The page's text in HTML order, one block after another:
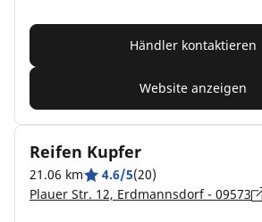
Händler kontaktieren
Website anzeigen
Reifen Kupfer
21.06 km 4.6/5(20)
Plauer Str. 12, Erdmannsdorf - 09573